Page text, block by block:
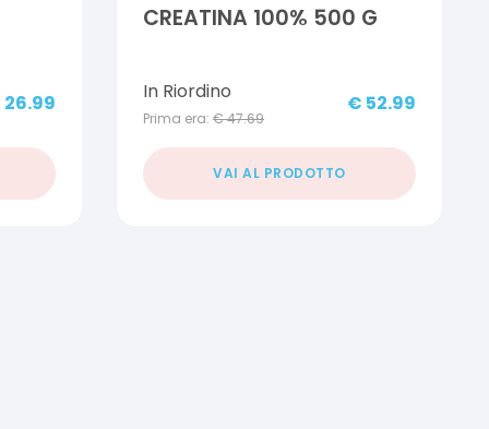
26.99
CREATINA 100% 500 G
In Riordino
Prima era: €47.69
€ 52.99
VAI AL PRODOTTO